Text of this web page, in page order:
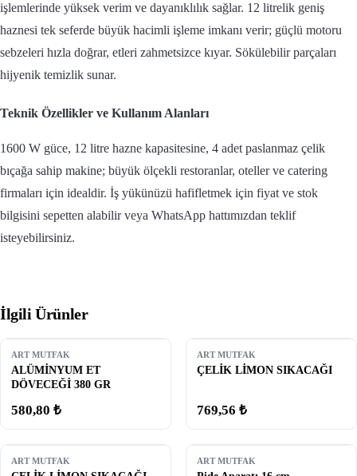
işlemlerinde yüksek verim ve dayanıklılık sağlar. 12 litrelik geniş
haznesi tek seferde büyük hacimli işleme imkanı verir; güçlü motoru
sebzeleri hızla doğrar, etleri zahmetsizce kıyar. Sökülebilir parçaları
hijyenik temizlik sunar.
Teknik Özellikler ve Kullanım Alanları
1600 W güce, 12 litre hazne kapasitesine, 4 adet paslanmaz çelik
bıçağa sahip makine; büyük ölçekli restoranlar, oteller ve catering
firmaları için idealdir. İş yükünüzü hafifletmek için fiyat ve stok
bilgisini sepetten alabilir veya WhatsApp hattımızdan teklif
isteyebilirsiniz.
İlgili Ürünler
ART MUTFAK
ALÜMİNYUM ET
DÖVECEĞİ 380 GR
580,80 ₺
ART MUTFAK
ÇELİK LİMON SIKACAĞI
769,56 ₺
ART MUTFAK ART MUTFAK